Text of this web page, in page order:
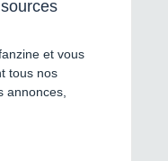
et vous
tous nos
annonces,